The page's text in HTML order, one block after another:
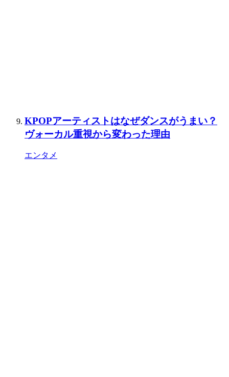
KPOPアーティストはなぜダンスがうまい？
ヴォーカル重視から変わった理由
エンタメ